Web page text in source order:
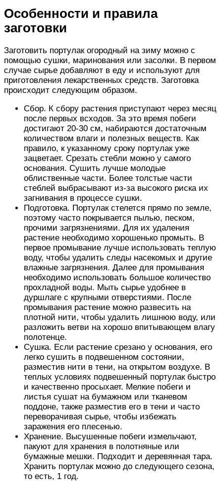
Особенности и правила
заготовки
Заготовить портулак огородный на зиму можно с
помощью сушки, маринования или засолки. В первом
случае сырье добавляют в еду и используют для
приготовления лекарственных средств. Заготовка
происходит следующим образом.
Сбор. К сбору растения приступают через месяц
после первых всходов. За это время побеги
достигают 20-30 см, набираются достаточным
количеством влаги и полезных веществ. Как
правило, к указанному сроку портулак уже
зацветает. Срезать стебли можно у самого
основания. Сушить лучше молодые
облиственные части. Более толстые части
стеблей выбрасывают из-за высокого риска их
загнивания в процессе сушки.
Подготовка. Портулак стелется прямо по земле,
поэтому часто покрывается пылью, песком,
прочими загрязнениями. Для их удаления
растение необходимо хорошенько промыть. В
первое промывание лучше использовать теплую
воду, чтобы удалить следы насекомых и другие
влажные загрязнения. Далее для промывания
необходимо использовать большое количество
прохладной воды. Мыть сырье удобнее в
дуршлаге с крупными отверстиями. После
промывания растение можно развесить на
плотной нити, чтобы удалить лишнюю воду, или
разложить ветви на хорошо впитывающем влагу
полотенце.
Сушка. Если растение срезано у основания, его
легко сушить в подвешенном состоянии,
разместив нити в тени, на открытом воздухе. В
теплых условиях подвешенный портулак быстро
и качественно просыхает. Мелкие побеги и
листья сушат на бумажном или тканевом
поддоне, также разместив его в тени и часто
переворачивая сырье, чтобы избежать
заражения его плесенью.
Хранение. Высушенные побеги измельчают,
пакуют для хранения в полотняные или
бумажные мешки. Подходит и деревянная тара.
Хранить портулак можно до следующего сезона,
то есть, 1 год.